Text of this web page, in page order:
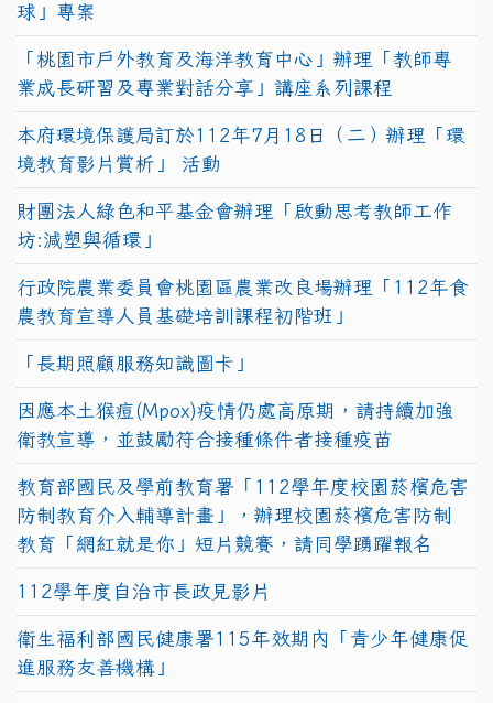
球」專案
「桃園市戶外教育及海洋教育中心」辦理「教師專
業成長研習及專業對話分享」講座系列課程
本府環境保護局訂於112年7月18日（二）辦理「環
境教育影片賞析」 活動
財團法人綠色和平基金會辦理「啟動思考教師工作
坊:減塑與循環」
行政院農業委員會桃園區農業改良場辦理「112年食
農教育宣導人員基礎培訓課程初階班」
「長期照顧服務知識圖卡」
因應本土猴痘(Mpox)疫情仍處高原期，請持續加強
衛教宣導，並鼓勵符合接種條件者接種疫苗
教育部國民及學前教育署「112學年度校園菸檳危害
防制教育介入輔導計畫」，辦理校園菸檳危害防制
教育「網紅就是你」短片競賽，請同學踴躍報名
112學年度自治市長政見影片
衛生福利部國民健康署115年效期內「青少年健康促
進服務友善機構」